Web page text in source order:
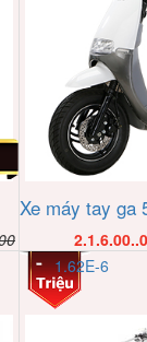
Xe máy tay ga
1.62E-6